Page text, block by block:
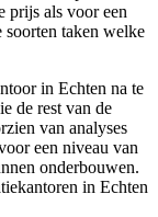
prijs als voor een
taken welke
in Echten na te
de rest van de
van analyses
een niveau van
onderbouwen.
in Echten